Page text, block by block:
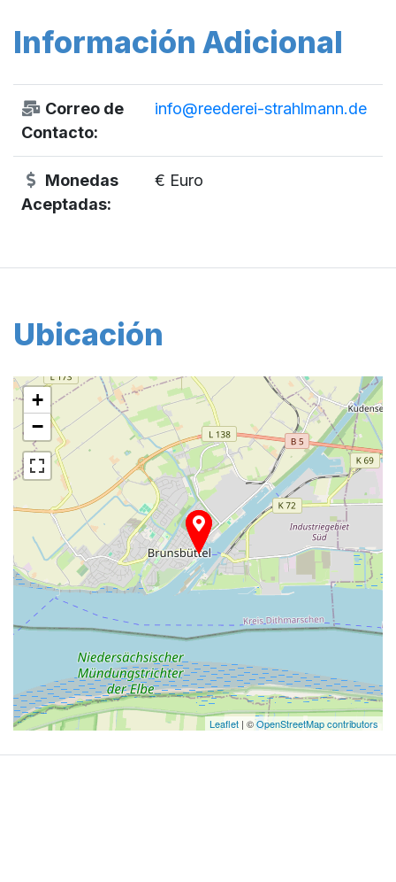
Información Adicional
Correo de
Contacto:
info@reederei-strahlmann.de
Monedas
Aceptadas:
€ Euro
Ubicación
+
−
Leaflet | ©OpenStreetMap contributors